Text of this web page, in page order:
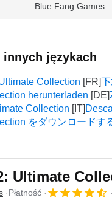
Blue Fang Games
językach
Collection
herunterladen
Collection
をダウンロードす
Ultimate
Płatność